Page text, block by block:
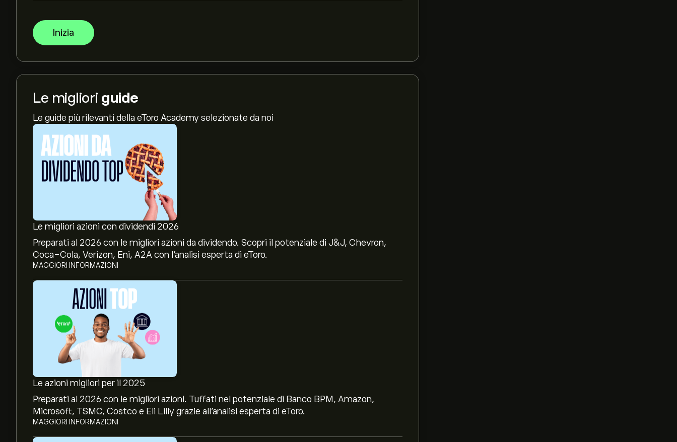
Inizia
Le migliori guide
Le guide più rilevanti della eToro Academy selezionate da noi
Le migliori azioni con dividendi 2026
Preparati al 2026 con le migliori azioni da dividendo. Scopri il potenziale di J&J, Chevron,
Coca-Cola, Verizon, Eni, A2A con l’analisi esperta di eToro.
MAGGIORI INFORMAZIONI
Le azioni migliori per il 2025
Preparati al 2026 con le migliori azioni. Tuffati nel potenziale di Banco BPM, Amazon,
Microsoft, TSMC, Costco e Eli Lilly grazie all’analisi esperta di eToro.
MAGGIORI INFORMAZIONI